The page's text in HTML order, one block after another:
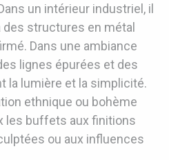
un intérieur industriel, il
structures en métal
Dans une ambiance
lignes épurées et des
la lumière et la simplicité.
ethnique ou bohème
les buffets aux finitions
ou aux influences